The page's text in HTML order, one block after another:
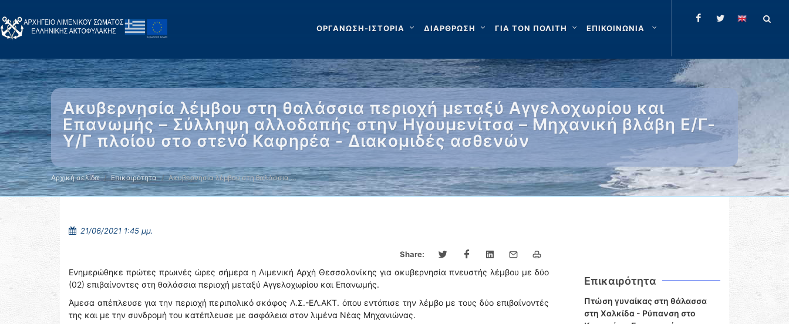
ΟΡΓΑΝΩΣΗ-ΙΣΤΟΡΙΑ ΔΙΑΡΘΡΩΣΗ ΓΙΑ ΤΟΝ ΠΟΛΙΤΗ ΕΠΙΚΟΙΝΩΝΙΑ
Ακυβερνησία λέμβου στη θαλάσσια περιοχή μεταξύ Αγγελοχωρίου και
Επανωμής – Σύλληψη αλλοδαπής στην Ηγουμενίτσα – Μηχανική βλάβη Ε/Γ-
Υ/Γ πλοίου στο στενό Καφηρέα - Διακομιδές ασθενών
Αρχική σελίδα Επικαιρότητα Ακυβερνησία λέμβου στη θαλάσσια …
21/06/2021 1:45 μμ.
Share:
Ενημερώθηκε πρώτες πρωινές ώρες σήμερα η Λιμενική Αρχή Θεσσαλονίκης για ακυβερνησία πνευστής λέμβου με δύο
(02) επιβαίνοντες στη θαλάσσια περιοχή μεταξύ Αγγελοχωρίου και Επανωμής.
Άμεσα απέπλευσε για την περιοχή περιπολικό σκάφος Λ.Σ.-ΕΛ.ΑΚΤ. όπου εντόπισε την λέμβο με τους δύο επιβαίνοντές
της και με την συνδρομή του κατέπλευσε με ασφάλεια στον λιμένα Νέας Μηχανιώνας.
Επικαιρότητα
Πτώση γυναίκας στη θάλασσα
στη Χαλκίδα - Ρύπανση στο